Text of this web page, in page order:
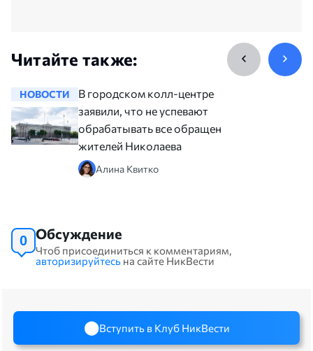
Читайте также:
НОВОСТИ
В городском колл-центре
заявили, что не успевают
обрабатывать все обращения
жителей Николаева
Алина Квитко
0 Обсуждение
Чтоб присоединиться к комментариям,
авторизируйтесь на сайте НикВести
Вступить в Клуб НикВести